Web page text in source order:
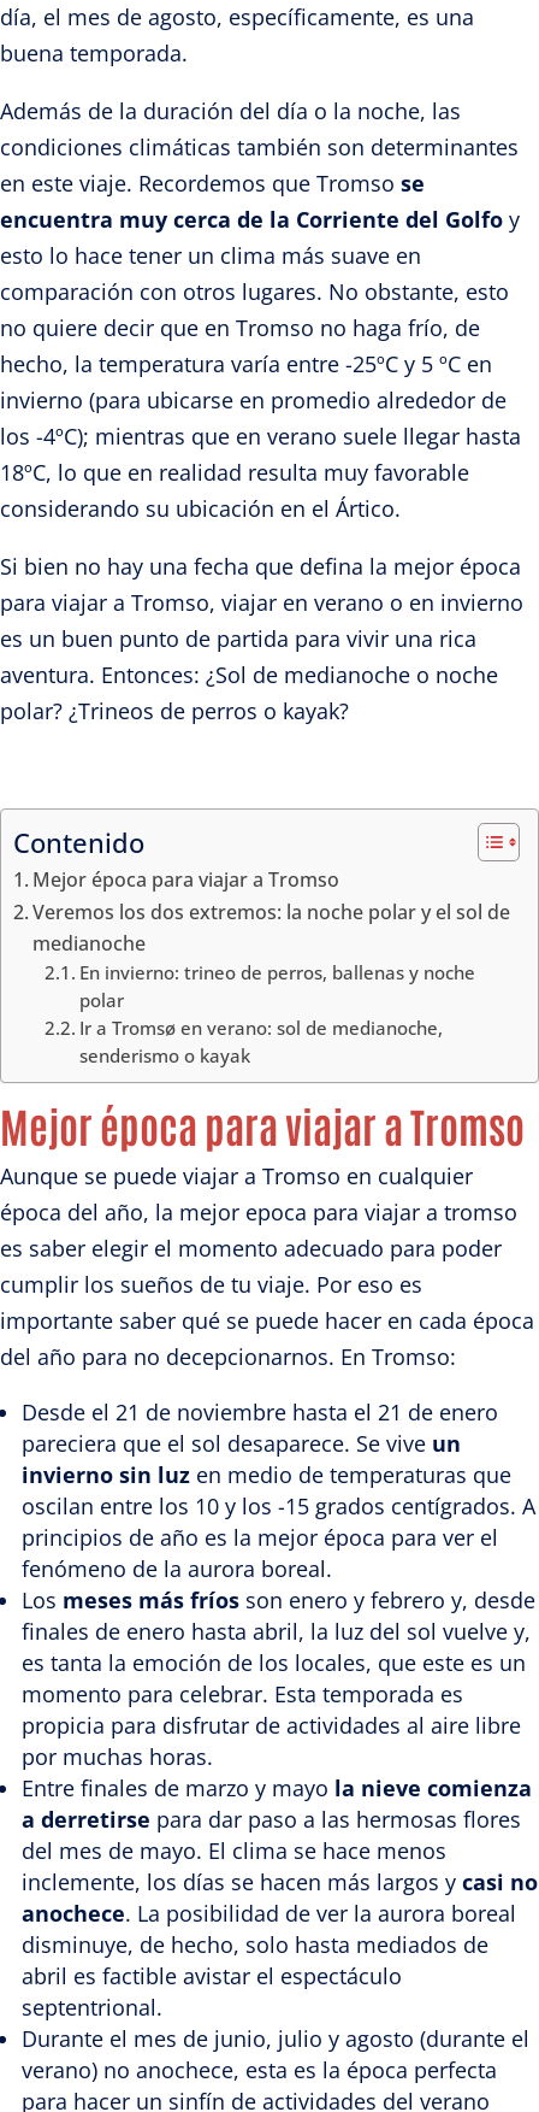
día, el mes de agosto, específicamente, es una
buena temporada.
Además de la duración del día o la noche, las
condiciones climáticas también son determinantes
en este viaje. Recordemos que Tromso se
encuentra muy cerca de la Corriente del Golfo y
esto lo hace tener un clima más suave en
comparación con otros lugares. No obstante, esto
no quiere decir que en Tromso no haga frío, de
hecho, la temperatura varía entre -25ºC y 5 ºC en
invierno (para ubicarse en promedio alrededor de
los -4ºC); mientras que en verano suele llegar hasta
18ºC, lo que en realidad resulta muy favorable
considerando su ubicación en el Ártico.
Si bien no hay una fecha que defina la mejor época
para viajar a Tromso, viajar en verano o en invierno
es un buen punto de partida para vivir una rica
aventura. Entonces: ¿Sol de medianoche o noche
polar? ¿Trineos de perros o kayak?
Contenido
Mejor época para viajar a Tromso
Veremos los dos extremos: la noche polar y el sol de
medianoche
En invierno: trineo de perros, ballenas y noche
polar
Ir a Tromsø en verano: sol de medianoche,
senderismo o kayak
Mejor época para viajar a Tromso
Aunque se puede viajar a Tromso en cualquier
época del año, la mejor epoca para viajar a tromso
es saber elegir el momento adecuado para poder
cumplir los sueños de tu viaje. Por eso es
importante saber qué se puede hacer en cada época
del año para no decepcionarnos. En Tromso:
Desde el 21 de noviembre hasta el 21 de enero
pareciera que el sol desaparece. Se vive un
invierno sin luz en medio de temperaturas que
oscilan entre los 10 y los -15 grados centígrados. A
principios de año es la mejor época para ver el
fenómeno de la aurora boreal.
Los meses más fríos son enero y febrero y, desde
finales de enero hasta abril, la luz del sol vuelve y,
es tanta la emoción de los locales, que este es un
momento para celebrar. Esta temporada es
propicia para disfrutar de actividades al aire libre
por muchas horas.
Entre finales de marzo y mayo la nieve comienza
a derretirse para dar paso a las hermosas flores
del mes de mayo. El clima se hace menos
inclemente, los días se hacen más largos y casi no
anochece. La posibilidad de ver la aurora boreal
disminuye, de hecho, solo hasta mediados de
abril es factible avistar el espectáculo
septentrional.
Durante el mes de junio, julio y agosto (durante el
verano) no anochece, esta es la época perfecta
para hacer un sinfín de actividades del verano